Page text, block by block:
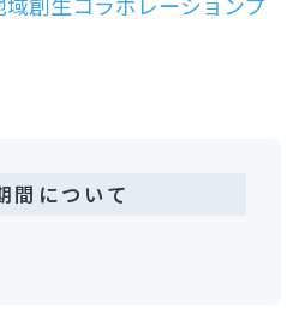
間について